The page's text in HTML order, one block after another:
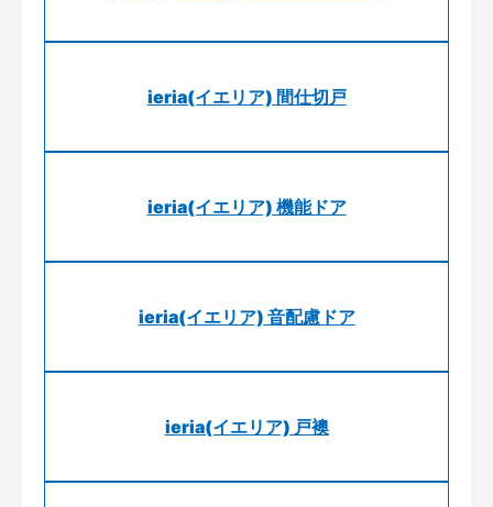
ieria(イエリア) 間仕切戸
ieria(イエリア) 機能ドア
ieria(イエリア) 音配慮ドア
ieria(イエリア) 戸襖